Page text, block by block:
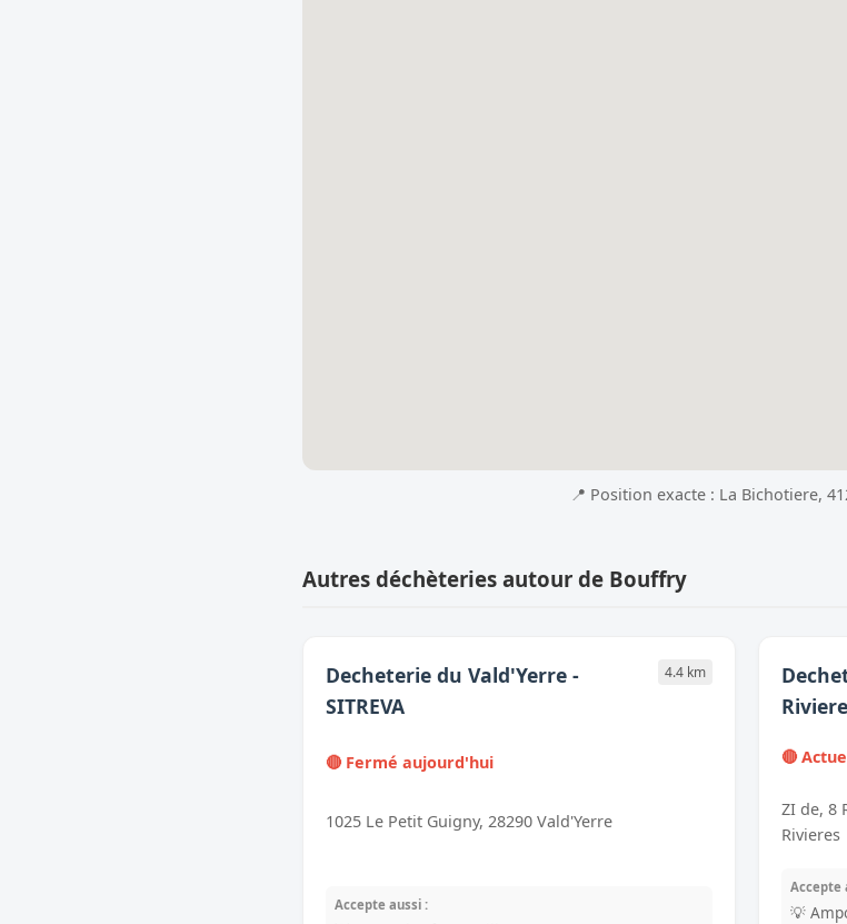
📍 Position exacte : La Bichotiere,
Autres déchèteries autour de Bouffry
Decheterie du Vald'Yerre -
SITREVA
4.4 km
🔴 Fermé aujourd'hui
1025 Le Petit Guigny, 28290 Vald'Yerre
Accepte aussi :
🔴
ZI de, 8
Rivieres
Accepte
💡